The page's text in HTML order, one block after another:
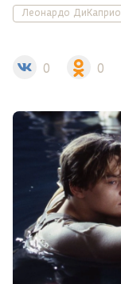
Леонардо ДиКаприо
0 0